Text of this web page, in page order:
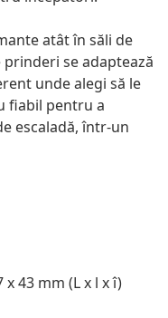
atât în săli de
se adaptează
unde alegi să le
fiabil pentru a
escaladă, într-un
43 mm (L x l x î)